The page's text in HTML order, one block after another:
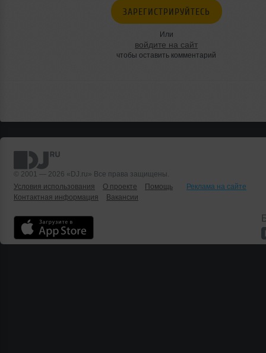
ЗАРЕГИСТРИРУЙТЕСЬ
Или
войдите на сайт
чтобы оставить комментарий
© 2001 — 2026 «DJ.ru» Все права защищены.
Условия использования
О проекте Помощь
Реклама на сайте
Контактная информация
Вакансии